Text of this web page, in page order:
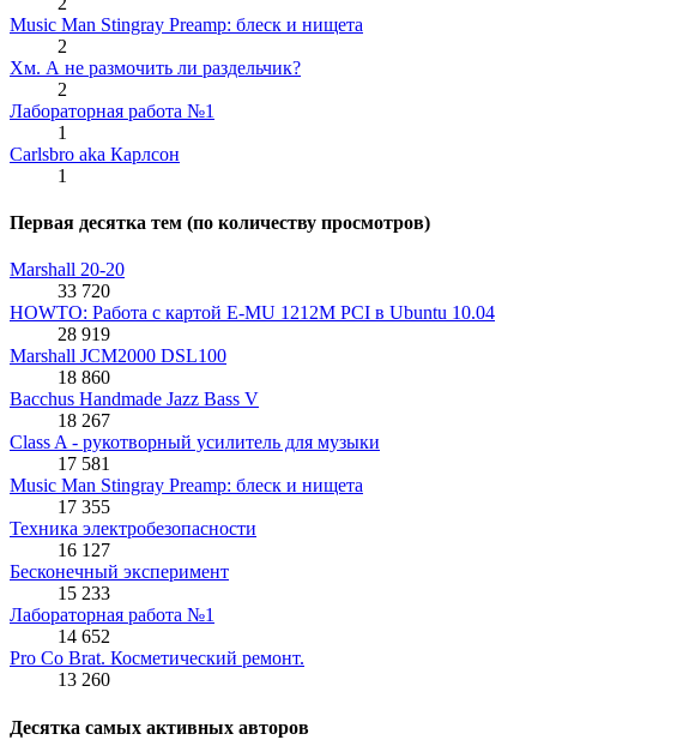
Music Man Stingray Preamp: блеск и нищета
2
Хм. А не размочить ли раздельчик?
2
Лабораторная работа №1
1
Carlsbro aka Карлсон
1
Первая десятка тем (по количеству просмотров)
Marshall 20-20
33 720
HOWTO: Работа с картой E-MU 1212M PCI в Ubuntu 10.04
28 919
Marshall JCM2000 DSL100
18 860
Bacchus Handmade Jazz Bass V
18 267
Class A - рукотворный усилитель для музыки
17 581
Music Man Stingray Preamp: блеск и нищета
17 355
Техника электробезопасности
16 127
Бесконечный эксперимент
15 233
Лабораторная работа №1
14 652
Pro Co Brat. Косметический ремонт.
13 260
Десятка самых активных авторов